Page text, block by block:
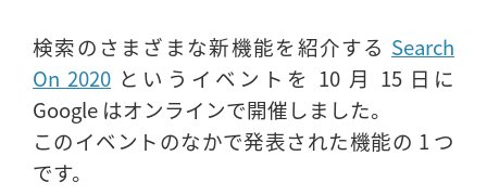
検索のさまざまな新機能を紹介する Search
On 2020 というイベントを 10 月 15 日に
Google はオンラインで開催しました。
このイベントのなかで発表された機能の 1 つ
です。